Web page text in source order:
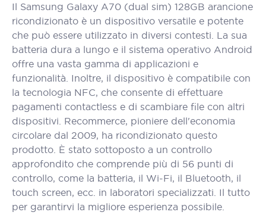
Il Samsung Galaxy A70 (dual sim) 128GB arancione
ricondizionato è un dispositivo versatile e potente
che può essere utilizzato in diversi contesti. La sua
batteria dura a lungo e il sistema operativo Android
offre una vasta gamma di applicazioni e
funzionalità. Inoltre, il dispositivo è compatibile con
la tecnologia NFC, che consente di effettuare
pagamenti contactless e di scambiare file con altri
dispositivi. Recommerce, pioniere dell'economia
circolare dal 2009, ha ricondizionato questo
prodotto. È stato sottoposto a un controllo
approfondito che comprende più di 56 punti di
controllo, come la batteria, il Wi-Fi, il Bluetooth, il
touch screen, ecc. in laboratori specializzati. Il tutto
per garantirvi la migliore esperienza possibile.